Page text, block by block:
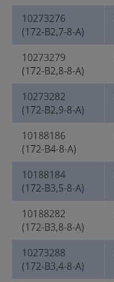
10273276
(172-B2,7-8-A)
10273279
(172-B2,8-8-A)
10273282
(172-B2,9-8-A)
10188186
(172-B4-8-A)
10188184
(172-B3,5-8-A)
10188282
(172-B3,8-8-A)
10273288
(172-B3,4-8-A)